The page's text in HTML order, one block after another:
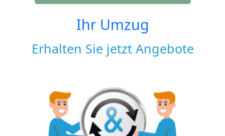
Ihr Umzug
Erhalten Sie jetzt Angebote